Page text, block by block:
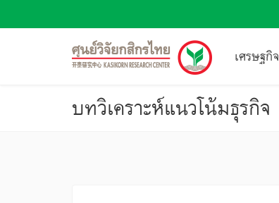
เศรษฐกิจ
บทวิเคราะห์แนวโน้มธุรกิจ